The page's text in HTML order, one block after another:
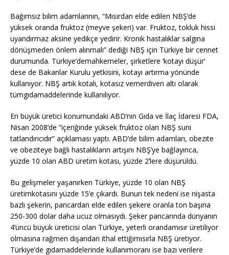
Bağımsız bilim adamlarının, “Mısırdan elde edilen NBŞ’de
yüksek oranda fruktoz (meyve şekeri) var. Fruktoz, tokluk hissi
uyandırmaz aksine yedikçe yedirir. Kronik hastalıklar salgına
dönüşmeden önlem alınmalı” dediği NBŞ için Türkiye bir cennet
durumunda. Türkiye’demahkemeler, şirketlere ‘kotayı düşür’
dese de Bakanlar Kurulu yetkisini, kotayı artırma yönünde
kullanıyor. NBŞ artık kotalı, kotasız vemerdiven altı olarak
tümgıdamaddelerinde kullanılıyor.
En büyük üretici konumundaki ABD’nin Gıda ve İlaç İdaresi FDA,
Nisan 2008’de “içeriğinde yüksek fruktoz olan NBŞ suni
tatlandırıcıdır” açıklaması yaptı. ABD’de bilim adamları, obezite
ve obeziteye bağlı hastalıkların artışını NBŞ’ye bağlayınca,
yüzde 10 olan ABD üretim kotası, yüzde 2’lere düşürüldü.
Bu gelişmeler yaşanırken Türkiye, yüzde 10 olan NBŞ
üretimkotasını yüzde 15’e çıkardı. Bunun tek nedeni ise nişasta
bazlı şekerin, pancardan elde edilen şekere oranla ton başına
250-300 dolar daha ucuz olmasıydı. Şeker pancarında dünyanın
4’üncü büyük üreticisi olan Türkiye, yeterli orandamısır üretiliyor
olmasına rağmen dışarıdan ithal ettiğimısırla NBŞ üretiyor.
Türkiye’de gıdamaddelerinde kullanımoranı ise bazı verilere